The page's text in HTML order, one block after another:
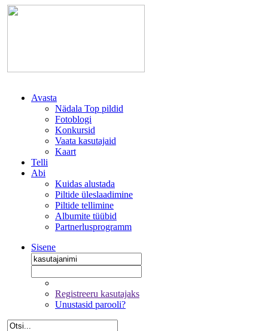
Avasta
Nädala Top pildid
Fotoblogi
Konkursid
Vaata kasutajaid
Kaart
Telli
Abi
Kuidas alustada
Piltide üleslaadimine
Piltide tellimine
Albumite tüübid
Partnerlusprogramm
Sisene
Registreeru kasutajaks
Unustasid parooli?